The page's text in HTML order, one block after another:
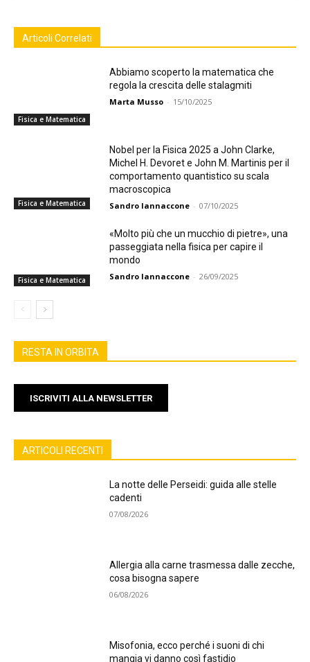
Articoli Correlati
Fisica e Matematica
Abbiamo scoperto la matematica che
regola la crescita delle stalagmiti
Marta Musso - 15/10/2025
Fisica e Matematica
Nobel per la Fisica 2025 a John Clarke,
Michel H. Devoret e John M. Martinis per il
comportamento quantistico su scala
macroscopica
Sandro Iannaccone - 07/10/2025
Fisica e Matematica
«Molto più che un mucchio di pietre», una
passeggiata nella fisica per capire il
mondo
Sandro Iannaccone - 26/09/2025
RESTA IN ORBITA
ISCRIVITI ALLA NEWSLETTER
ARTICOLI RECENTI
La notte delle Perseidi: guida alle stelle
cadenti
07/08/2026
Allergia alla carne trasmessa dalle zecche,
cosa bisogna sapere
06/08/2026
Misofonia, ecco perché i suoni di chi
mangia vi danno così fastidio